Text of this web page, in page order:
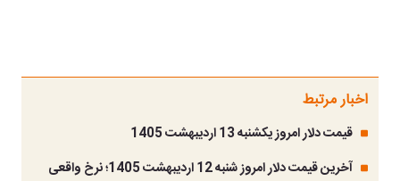
اخبار مرتبط
قیمت دلار امروز یکشنبه 13 اردیبهشت 1405
آخرین قیمت دلار امروز شنبه 12 اردیبهشت 1405؛ نرخ واقعی